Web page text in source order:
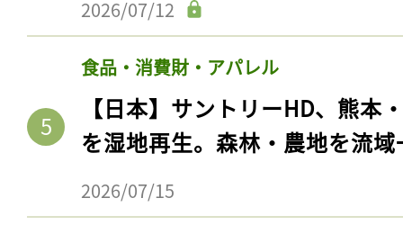
2026/07/12
食品・消費財・アパレル
【日本】サントリーHD、熊本
を湿地再生。森林・農地を流
2026/07/15